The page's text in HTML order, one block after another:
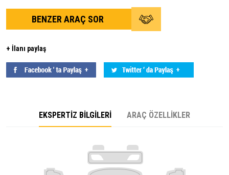
BENZER ARAÇ SOR
+ İlanı paylaş
EKSPERTİZ BİLGİLERİ ARAÇ ÖZELLİKLER